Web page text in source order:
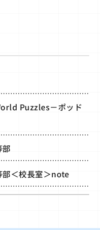
Puzzles－ポッド
部
部＜校長室＞note